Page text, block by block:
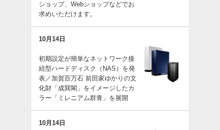
ショップ、Webショップなどでお
求めいただけます。
10月14日
初期設定が簡単なネットワーク接
続型ハードディスク（NAS）を発
表／加賀百万石 前田家ゆかりの文
化財「成巽閣」をイメージしたカ
ラー「ミレニアム群青」を展開
10月14日